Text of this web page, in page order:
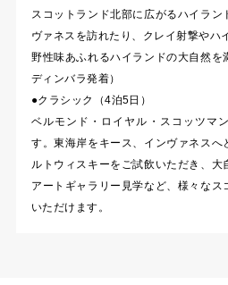
スコットランド北部に広がるハイラン
ヴァネスを訪れたり、クレイ射撃やハ
野性味あふれるハイランドの大自然
ディンバラ発着）
●クラシック（4泊5日）
ベルモンド・ロイヤル・スコッツマ
す。東海岸をキース、インヴァネスへ
ルトウィスキーをご試飲いただき、
アートギャラリー見学など、様々な
いただけます。